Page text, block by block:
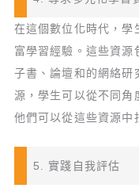
在這個數位化時代，學
富學習經驗。這些資源
子書、論壇和的網絡研
源，學生可以從不同角
他們可以從這些資源中
5. 實踐自我評估